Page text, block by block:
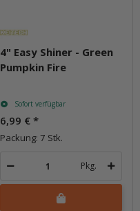
4" Easy Shiner - Green
Pumpkin Fire
Sofort verfügbar
6,99 € *
Packung: 7 Stk.
Pkg.